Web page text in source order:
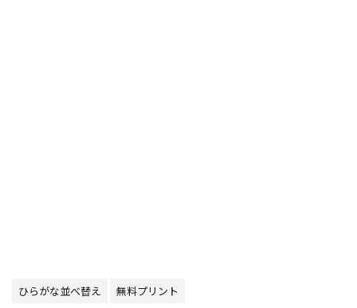
ひらがな並べ替え 無料プリント